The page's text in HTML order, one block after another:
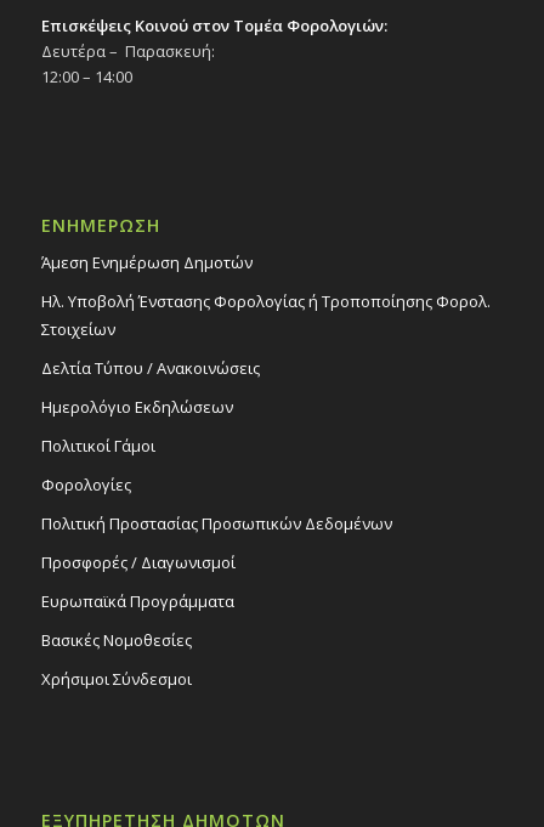
ΔΕΚ
1 Παράσταση χορού «Wicked», 1/12/2024
15:00
ΔΕΚ
4
«Christmas», 4/12/2024
19:00
Δημοτικό Θέατρο Στροβόλου
Επισκέψεις Κοινού στον Τομέα Φορολογιών:
Δευτέρα – Παρασκευή:
12:00 – 14:00
ΕΝΗΜΕΡΩΣΗ
Άμεση Ενημέρωση Δημοτών
Ηλ. Υποβολή Ένστασης Φορολογίας ή Τροποποίησης Φορολ.
Στοιχείων
Δελτία Τύπου / Ανακοινώσεις
Ημερολόγιο Εκδηλώσεων
Πολιτικοί Γάμοι
Φορολογίες
Πολιτική Προστασίας Προσωπικών Δεδομένων
Προσφορές / Διαγωνισμοί
Ευρωπαϊκά Προγράμματα
Βασικές Νομοθεσίες
Χρήσιμοι Σύνδεσμοι
ΕΞΥΠΗΡΕΤΗΣΗ ΔΗΜΟΤΩΝ